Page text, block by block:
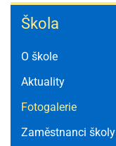
Škola
Škola
O škole
Aktuality
Fotogalerie
Zaměstnanci školy